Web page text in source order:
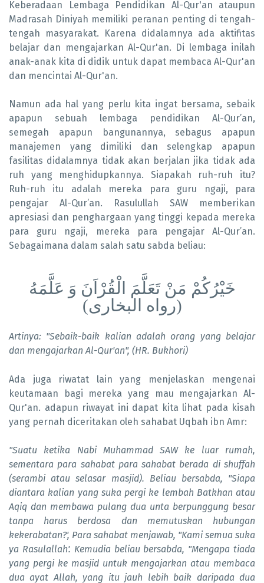
Keberadaan Lembaga Pendidikan Al-Qur'an ataupun
Madrasah Diniyah memiliki peranan penting di tengah-
tengah masyarakat. Karena didalamnya ada aktifitas
belajar dan mengajarkan Al-Qur'an. Di lembaga inilah
anak-anak kita di didik untuk dapat membaca Al-Qur'an
dan mencintai Al-Qur'an.
Namun ada hal yang perlu kita ingat bersama, sebaik
apapun sebuah lembaga pendidikan Al-Qur’an,
semegah apapun bangunannya, sebagus apapun
manajemen yang dimiliki dan selengkap apapun
fasilitas didalamnya tidak akan berjalan jika tidak ada
ruh yang menghidupkannya. Siapakah ruh-ruh itu?
Ruh-ruh itu adalah mereka para guru ngaji, para
pengajar Al-Qur’an. Rasulullah SAW memberikan
apresiasi dan penghargaan yang tinggi kepada mereka
para guru ngaji, mereka para pengajar Al-Qur’an.
Sebagaimana dalam salah satu sabda beliau:
خَيْرُكُمْ مَنْ تَعَلَّمَ الْقُرْاَنَ وَ عَلَّمَهُ
(رواه البخارى(
Artinya: "Sebaik-baik kalian adalah orang yang belajar
dan mengajarkan Al-Qur'an", (HR. Bukhori)
Ada juga riwatat lain yang menjelaskan mengenai
keutamaan bagi mereka yang mau mengajarkan Al-
Qur'an. adapun riwayat ini dapat kita lihat pada kisah
yang pernah diceritakan oleh sahabat Uqbah ibn Amr:
"Suatu ketika Nabi Muhammad SAW ke luar rumah,
sementara para sahabat para sahabat berada di shuffah
(serambi atau selasar masjid). Beliau bersabda, "Siapa
diantara kalian yang suka pergi ke lembah Batkhan atau
Aqiq dan membawa pulang dua unta berpunggung besar
tanpa harus berdosa dan memutuskan hubungan
kekerabatan?', Para sahabat menjawab, "Kami semua suka
ya Rasulallah'. Kemudia beliau bersabda, "Mengapa tiada
yang pergi ke masjid untuk mengajarkan atau membaca
dua ayat Allah, yang itu jauh lebih baik daripada dua